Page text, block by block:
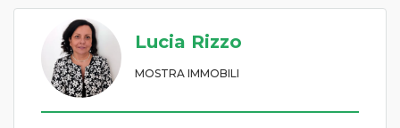
Lucia Rizzo
MOSTRA IMMOBILI